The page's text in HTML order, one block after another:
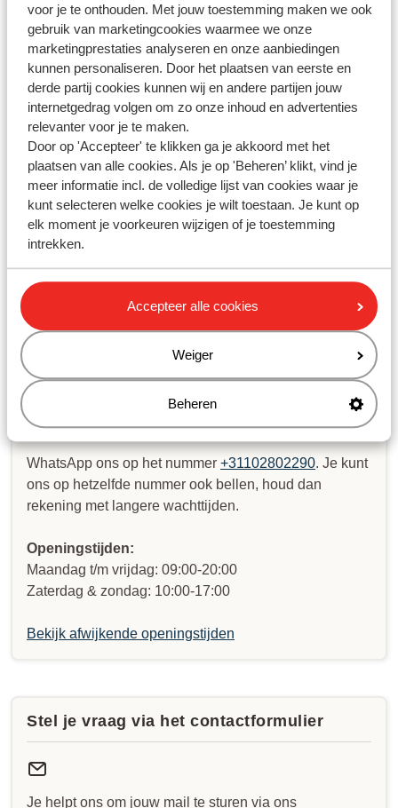
voor je te onthouden. Met jouw toestemming maken we ook
gebruik van marketingcookies waarmee we onze
marketingprestaties analyseren en onze aanbiedingen
kunnen personaliseren. Door het plaatsen van eerste en
derde partij cookies kunnen wij en andere partijen jouw
internetgedrag volgen om zo onze inhoud en advertenties
relevanter voor je te maken.
Door op 'Accepteer' te klikken ga je akkoord met het
plaatsen van alle cookies. Als je op 'Beheren’ klikt, vind je
meer informatie incl. de volledige lijst van cookies waar je
kunt selecteren welke cookies je wilt toestaan. Je kunt op
elk moment je voorkeuren wijzigen of je toestemming
intrekken.
Accepteer alle cookies
Weiger
Beheren
Kan ik betalen via iDEAL?
Kan ik betalen met een creditcard?
Kan ik betalen via een bankoverschrijving?
Gerelateerde vragen
Is mijn betaling binnengekomen?
Kunnen alle reizigers apart betalen?
Waarom is de betaling niet verwerkt op de factuur?
EasyJet - hoe kan ik een stoel reserveren?
Heb jij jouw antwoord niet
gevonden?
Whatsapp ons!
WhatsApp ons op het nummer +31102802290. Je kunt
ons op hetzelfde nummer ook bellen, houd dan
rekening met langere wachttijden.
Openingstijden:
Maandag t/m vrijdag: 09:00-20:00
Zaterdag & zondag: 10:00-17:00
Bekijk afwijkende openingstijden
Stel je vraag via het contactformulier
Je helpt ons om jouw mail te sturen via ons